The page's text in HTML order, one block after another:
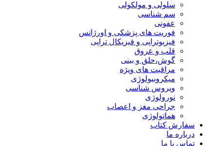
سلولی و مولکولی
سم شناسی
عفونی
فوریت های پزشکی و اورژانس
فیزیوتراپی و فیزیکال تراپی
قلب و عروق
گوش،حلق و بینی
مراقبت های ویژه
میکروبیولوژی
ویروس شناسی
نورولوژی
جراحی مغز و اعصاب
هماتولوژی
سفارش کتاب
درباره ما
تماس با ما